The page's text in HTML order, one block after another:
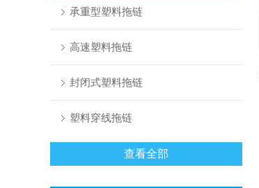
承重型塑料拖链
高速塑料拖链
封闭式塑料拖链
塑料穿线拖链
查看全部